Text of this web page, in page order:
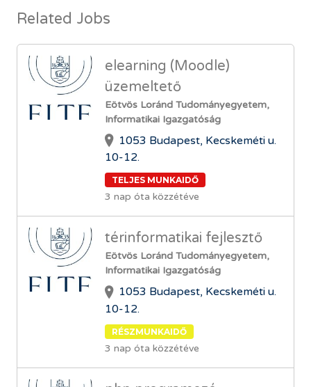
Related Jobs
elearning (Moodle)
üzemeltető
Eötvös Loránd Tudományegyetem,
Informatikai Igazgatóság
1053 Budapest, Kecskeméti u.
10-12.
TELJES MUNKAIDŐ
3 nap óta közzétéve
térinformatikai fejlesztő
Eötvös Loránd Tudományegyetem,
Informatikai Igazgatóság
1053 Budapest, Kecskeméti u.
10-12.
RÉSZMUNKAIDŐ
3 nap óta közzétéve